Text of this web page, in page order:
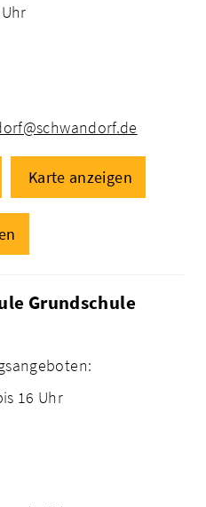
Karte anzeigen
Grundschule
16 Uhr